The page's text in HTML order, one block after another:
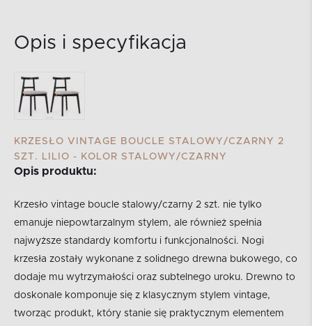
Opis i specyfikacja
KRZESŁO VINTAGE BOUCLE STALOWY/CZARNY 2
SZT. LILIO - KOLOR STALOWY/CZARNY
Opis produktu:
Krzesło vintage boucle stalowy/czarny 2 szt. nie tylko
emanuje niepowtarzalnym stylem, ale również spełnia
najwyższe standardy komfortu i funkcjonalności. Nogi
krzesła zostały wykonane z solidnego drewna bukowego, co
dodaje mu wytrzymałości oraz subtelnego uroku. Drewno to
doskonale komponuje się z klasycznym stylem vintage,
tworząc produkt, który stanie się praktycznym elementem